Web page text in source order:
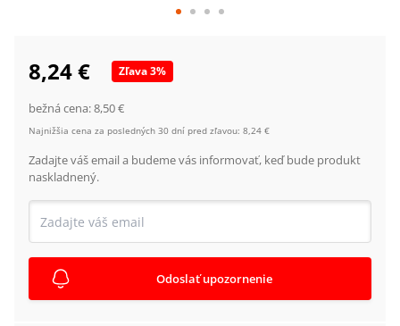
8,24 € Zľava3%
bežná cena:8,50 €
Najnižšia cena za posledných 30 dní pred zľavou: 8,24 €
Zadajte váš email a budeme vás informovať, keď bude produkt
naskladnený.
Odoslať upozornenie